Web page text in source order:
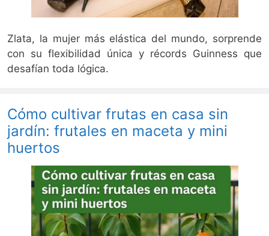
Zlata, la mujer más elástica del mundo, sorprende
con su flexibilidad única y récords Guinness que
desafían toda lógica.
Cómo cultivar frutas en casa sin
jardín: frutales en maceta y mini
huertos